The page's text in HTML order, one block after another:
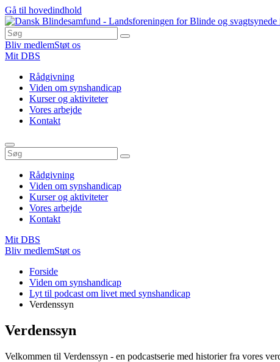
Gå til hovedindhold
Bliv medlemStøt os
Mit DBS
Rådgivning
Viden om synshandicap
Kurser og aktiviteter
Vores arbejde
Kontakt
Rådgivning
Viden om synshandicap
Kurser og aktiviteter
Vores arbejde
Kontakt
Mit DBS
Bliv medlemStøt os
Forside
Viden om synshandicap
Lyt til podcast om livet med synshandicap
Verdenssyn
Verdenssyn
Velkommen til Verdenssyn - en podcastserie med historier fra vores